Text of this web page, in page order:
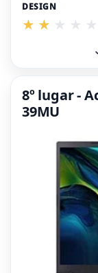
DESIGN
8º lugar -
39MU